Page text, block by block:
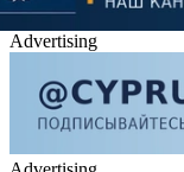
Advertising